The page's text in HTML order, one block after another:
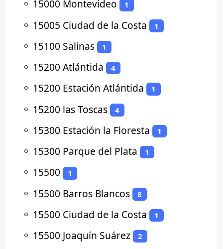
⚬ 15000 Montevideo 1
⚬ 15005 Ciudad de la Costa 1
⚬ 15100 Salinas 1
⚬ 15200 Atlántida 4
⚬ 15200 Estación Atlántida 1
⚬ 15200 las Toscas 4
⚬ 15300 Estación la Floresta 1
⚬ 15300 Parque del Plata 1
⚬ 15500 1
⚬ 15500 Barros Blancos 8
⚬ 15500 Ciudad de la Costa 1
⚬ 15500 Joaquín Suárez 2